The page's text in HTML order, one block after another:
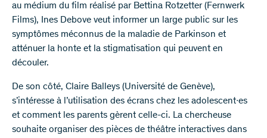
au médium du film réalisé par Bettina Rotzetter (Fernwerk
Films), Ines Debove veut informer un large public sur les
symptômes méconnus de la maladie de Parkinson et
atténuer la honte et la stigmatisation qui peuvent en
découler.
De son côté, Claire Balleys (Université de Genève),
s’intéresse à l’utilisation des écrans chez les adolescent∙es
et comment les parents gèrent celle-ci. La chercheuse
souhaite organiser des pièces de théâtre interactives dans